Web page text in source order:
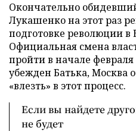
Окончательно
Лукашенко на этот раз
подготовке революции в
Официальная смена
пройти в начале
убежден Батька, Москва
«влезть» в этот процесс.
Если вы найдете
не будет